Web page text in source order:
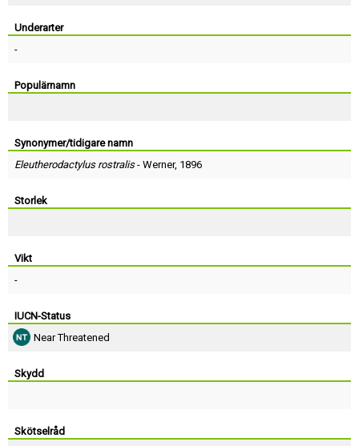
Underarter
-
Populärnamn
Synonymer/tidigare namn
Eleutherodactylus rostralis- Werner, 1896
Storlek
Vikt
-
IUCN-Status
Near Threatened
Skydd
Skötselråd